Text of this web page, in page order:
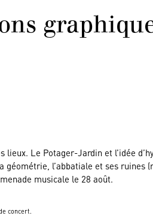
Le Potager-Jardin et l’idée
l’abbatiale et ses ruines
musicale le 28 août.
concert.